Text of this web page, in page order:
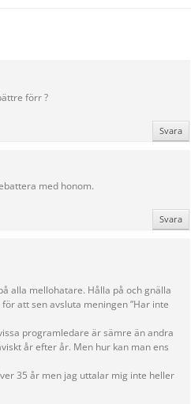
förr ?
Svara
med honom.
Svara
alla mellohatare. Hålla på och gnälla
att sen avsluta meningen ”Har inte
programledare är sämre än andra
år efter år. Men hur kan man ens
35 år men jag uttalar mig inte heller